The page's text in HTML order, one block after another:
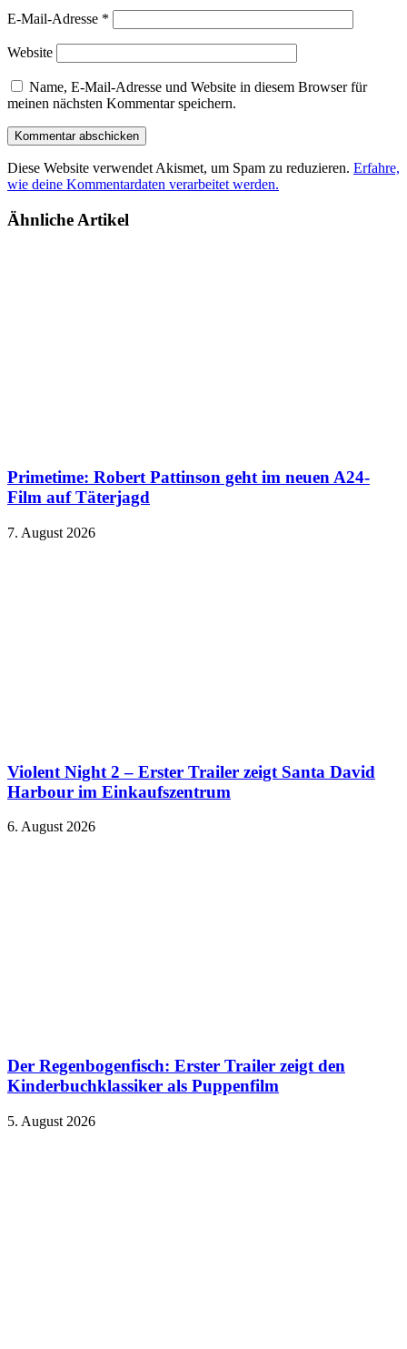
E-Mail-Adresse *
Website
Name, E-Mail-Adresse und Website in diesem Browser für
meinen nächsten Kommentar speichern.
Diese Website verwendet Akismet, um Spam zu reduzieren. Erfahre,
wie deine Kommentardaten verarbeitet werden.
Ähnliche Artikel
Primetime: Robert Pattinson geht im neuen A24-
Film auf Täterjagd
7. August 2026
Violent Night 2 – Erster Trailer zeigt Santa David
Harbour im Einkaufszentrum
6. August 2026
Der Regenbogenfisch: Erster Trailer zeigt den
Kinderbuchklassiker als Puppenfilm
5. August 2026